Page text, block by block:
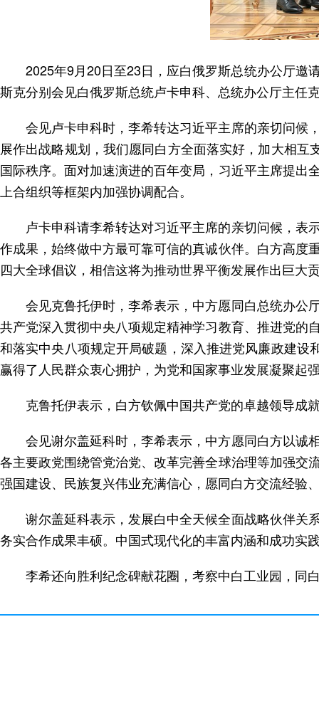
2025年9月20日至23日，应白俄罗斯总统办公厅邀
斯克分别会见白俄罗斯总统卢卡申科、总统办公厅主任
会见卢卡申科时，李希转达习近平主席的亲切问候
展作出战略规划，我们愿同白方全面落实好，加大相
国际秩序。面对加速演进的百年变局，习近平主席提
上合组织等框架内加强协调配合。
卢卡申科请李希转达对习近平主席的亲切问候，
作成果，始终做中方最可靠可信的真诚伙伴。白方高度
四大全球倡议，相信这将为推动世界平衡发展作出巨大
会见克鲁托伊时，李希表示，中方愿同白总统办公
共产党深入贯彻中央八项规定精神学习教育、推进党的
和落实中央八项规定开局破题，深入推进党风廉政建设
赢得了人民群众衷心拥护，为党和国家事业发展凝聚起
克鲁托伊表示，白方钦佩中国共产党的卓越领导成
会见谢尔盖延科时，李希表示，中方愿同白方以诚
各主要政党围绕管党治党、改革完善全球治理等加强交
强国建设、民族复兴伟业充满信心，愿同白方交流经验
谢尔盖延科表示，发展白中全天候全面战略伙伴关
务实合作成果丰硕。中国式现代化的丰富内涵和成功实
李希还向胜利纪念碑献花圈，考察中白工业园，同